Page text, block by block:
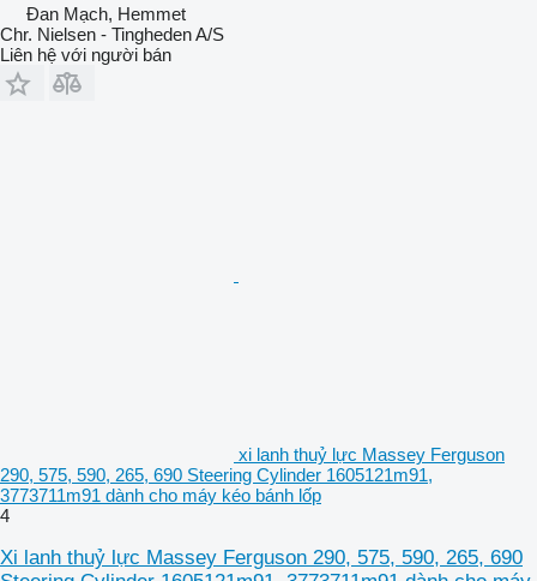
Đan Mạch, Hemmet
Chr. Nielsen - Tingheden A/S
Liên hệ với người bán
xi lanh thuỷ lực Massey Ferguson
290, 575, 590, 265, 690 Steering Cylinder 1605121m91,
3773711m91 dành cho máy kéo bánh lốp
4
Xi lanh thuỷ lực Massey Ferguson 290, 575, 590, 265, 690